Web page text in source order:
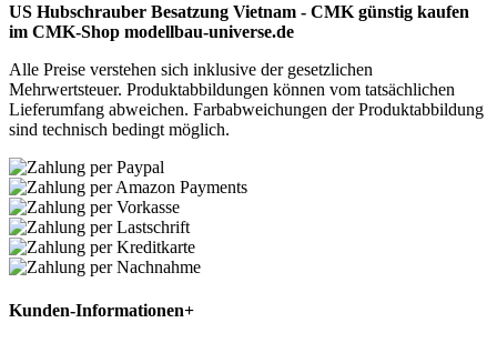
US Hubschrauber Besatzung Vietnam - CMK günstig kaufen
im CMK-Shop modellbau-universe.de
Alle Preise verstehen sich inklusive der gesetzlichen
Mehrwertsteuer. Produktabbildungen können vom tatsächlichen
Lieferumfang abweichen. Farbabweichungen der Produktabbildung
sind technisch bedingt möglich.
Kunden-Informationen+